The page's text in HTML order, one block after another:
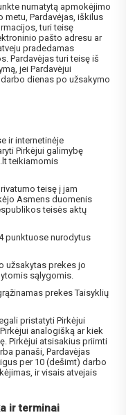
numatytą apmokėjimo
Pardavėjas, iškilus
turi teisę
pašto adresu ar
pradedamas
Pardavėjas turi teisę iš
jei Pardavėjui
dienas po užsakymo
ir internetinėje
Pirkėjui galimybę
teikiamomis
teisę į jam
Asmens duomenis
teisės aktų
punktuose nurodytus
užsakytas prekes jo
sąlygomis.
prekes Taisyklių
pristatyti Pirkėjui
analogišką ar kiek
Pirkėjui atsisakius priimti
panaši, Pardavėjas
per 10 (dešimt) darbo
ir visais atvejais
ir terminai